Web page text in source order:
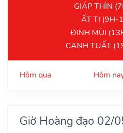
GIÁP THÌN
ẤT TỊ (9H-
ĐINH MÙI
CANH TUẤT
Hôm qua Hôm
Giờ Hoàng đạo 02/